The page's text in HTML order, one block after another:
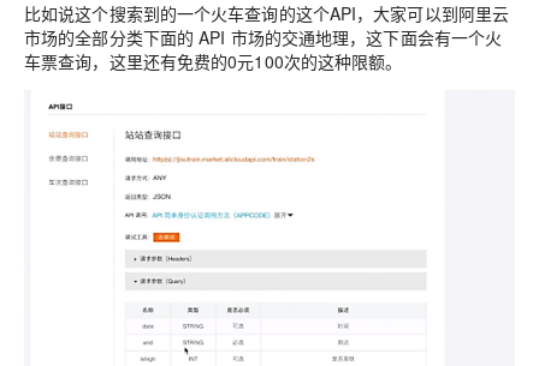
比如说这个搜索到的一个火车查询的这个API，大家可以到阿里云
市场的全部分类下面的 API 市场的交通地理，这下面会有一个火
车票查询，这里还有免费的0元100次的这种限额。